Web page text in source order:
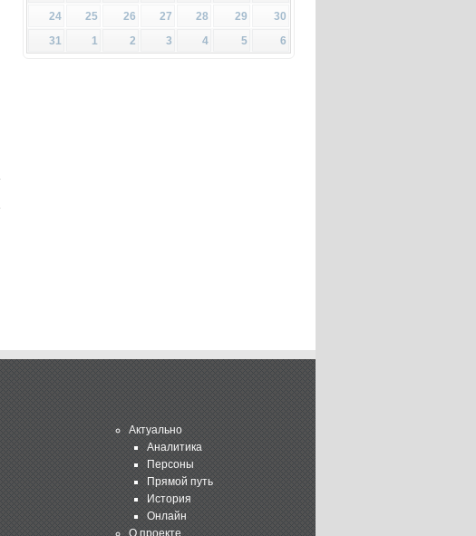
24
25 26 27 28 29
30
31
1 2 3 4 5 6
Актуально
Аналитика
Персоны
Прямой путь
История
Онлайн